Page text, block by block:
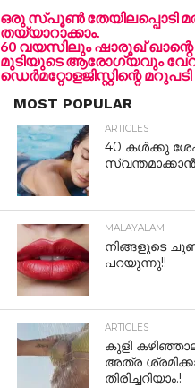
ഒരു സ്പൂൺ തേയിലപ്പൊടി
തയ്യാറാക്കാം.
60 വയസിലും ഷാരൂഖ് ഖാന്റെ
മുടിയുടെ ആരോഗ്യവും
ഡെർമറ്റോളജിസ്റ്റിന്റെ മറുപടി
MOST POPULAR
ARTICLES
40 കൾക്കു
MALAYALAM
നിങ്ങളുടെ
പറയുന്നു!!
ARTICLES
കുളി
അത്ര
തിരിച്ചറിയാം.!